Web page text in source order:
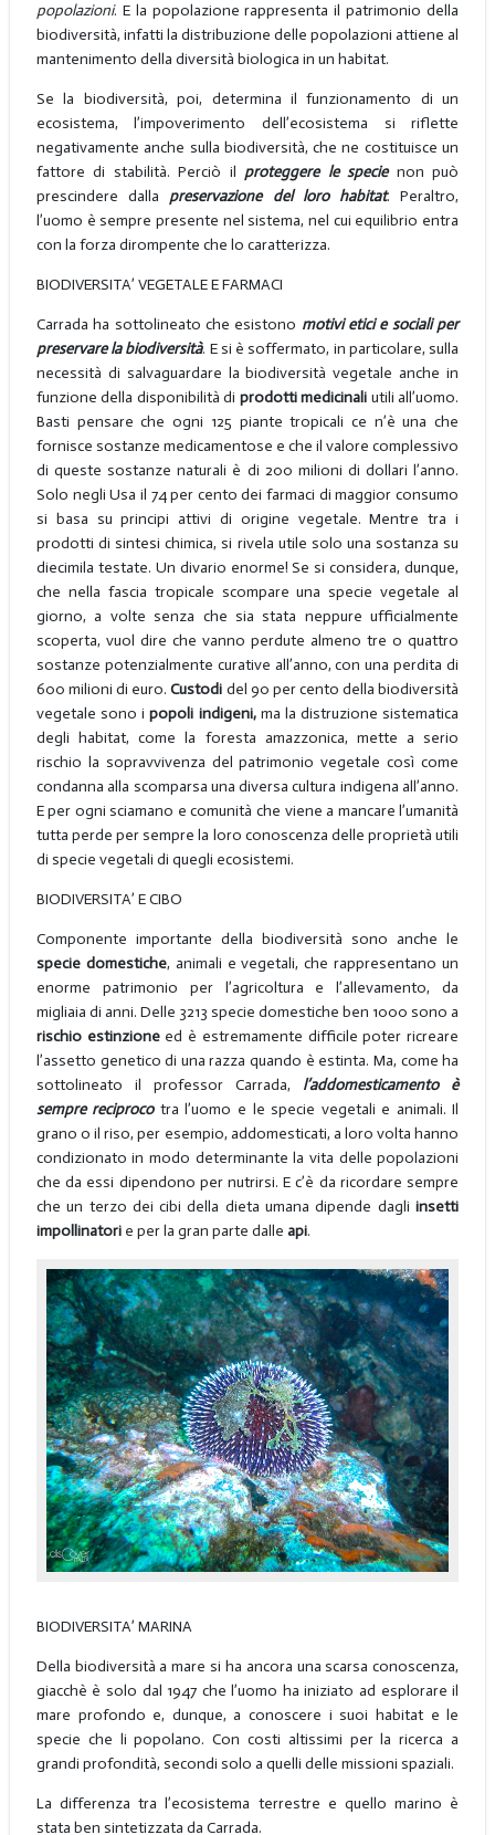
popolazioni. E la popolazione rappresenta il patrimonio della
biodiversità, infatti la distribuzione delle popolazioni attiene al
mantenimento della diversità biologica in un habitat.
Se la biodiversità, poi, determina il funzionamento di un
ecosistema, l’impoverimento dell’ecosistema si riflette
negativamente anche sulla biodiversità, che ne costituisce un
fattore di stabilità. Perciò il proteggere le specienon può
prescindere dalla preservazione del loro habitat. Peraltro,
l’uomo è sempre presente nel sistema, nel cui equilibrio entra
con la forza dirompente che lo caratterizza.
BIODIVERSITA’ VEGETALE E FARMACI
Carrada ha sottolineato che esistono motivi etici e sociali per
preservare la biodiversità. E si è soffermato, in particolare, sulla
necessità di salvaguardare la biodiversità vegetale anche in
funzione della disponibilità di prodotti medicinali utili all’uomo.
Basti pensare che ogni 125 piante tropicali ce n’è una che
fornisce sostanze medicamentose e che il valore complessivo
di queste sostanze naturali è di 200 milioni di dollari l’anno.
Solo negli Usa il 74 per cento dei farmaci di maggior consumo
si basa su principi attivi di origine vegetale. Mentre tra i
prodotti di sintesi chimica, si rivela utile solo una sostanza su
diecimila testate. Un divario enorme! Se si considera, dunque,
che nella fascia tropicale scompare una specie vegetale al
giorno, a volte senza che sia stata neppure ufficialmente
scoperta, vuol dire che vanno perdute almeno tre o quattro
sostanze potenzialmente curative all’anno, con una perdita di
600 milioni di euro.Custodi del 90 per cento della biodiversità
vegetale sono ipopoli indigeni, ma la distruzione sistematica
degli habitat, come la foresta amazzonica, mette a serio
rischio la sopravvivenza del patrimonio vegetale così come
condanna alla scomparsa una diversa cultura indigena all’anno.
E per ogni sciamano e comunità che viene a mancare l’umanità
tutta perde per sempre la loro conoscenza delle proprietà utili
di specie vegetali di quegli ecosistemi.
BIODIVERSITA’ E CIBO
Componente importante della biodiversità sono anche le
specie domestiche, animali e vegetali, che rappresentano un
enorme patrimonio per l’agricoltura e l’allevamento, da
migliaia di anni. Delle 3213 specie domestiche ben 1000 sono a
rischio estinzioneed è estremamente difficile poter ricreare
l’assetto genetico di una razza quando è estinta. Ma, come ha
sottolineato il professor Carrada, l’addomesticamento è
sempre reciprocotra l’uomo e le specie vegetali e animali. Il
grano o il riso, per esempio, addomesticati, a loro volta hanno
condizionato in modo determinante la vita delle popolazioni
che da essi dipendono per nutrirsi. E c’è da ricordare sempre
che un terzo dei cibi della dieta umana dipende dagliinsetti
impollinatori e per la gran parte dalle api.
BIODIVERSITA’ MARINA
Della biodiversità a mare si ha ancora una scarsa conoscenza,
giacchè è solo dal 1947 che l’uomo ha iniziato ad esplorare il
mare profondo e, dunque, a conoscere i suoi habitat e le
specie che li popolano. Con costi altissimi per la ricerca a
grandi profondità, secondi solo a quelli delle missioni spaziali.
La differenza tra l’ecosistema terrestre e quello marino è
stata ben sintetizzata da Carrada.